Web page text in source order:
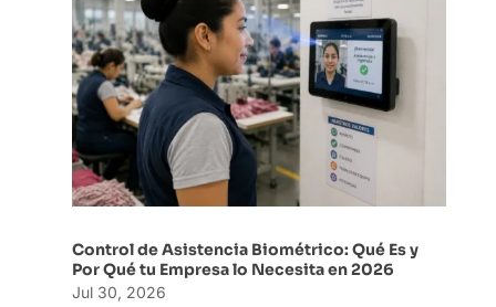
Control de Asistencia Biométrico: Qué Es y
Por Qué tu Empresa lo Necesita en 2026
Jul 30, 2026